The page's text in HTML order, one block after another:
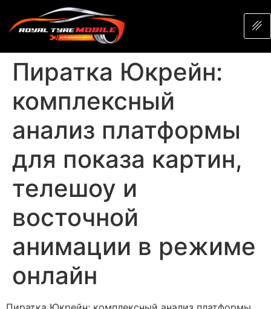
Пиратка Юкрейн:
комплексный
анализ платформы
для показа картин,
телешоу и
восточной
анимации в режиме
онлайн